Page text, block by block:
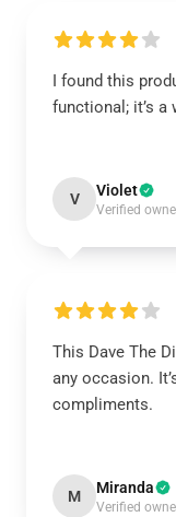
I found this
functional; it’s
V Violet
Verified
This Dave The
any occasion.
compliments.
M Miranda
Verified